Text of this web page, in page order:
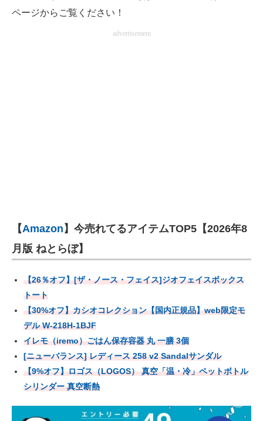
ページからご覧ください！
advertisement
【Amazon 】今売れてるアイテムTOP5【2026年8
月版 ねとらぼ】
【26％オフ】[ザ・ノース・フェイス]ジオフェイスボックス
トート
【30%オフ】カシオコレクション【国内正規品】web限定モ
デル W-218H-1BJF
イレモ（iremo）ごはん保存容器 丸 一膳 3個
[ニューバランス] レディース 258 v2 Sandalサンダル
【9%オフ】ロゴス（LOGOS） 真空「温・冷」ペットボトル
シリンダー 真空断熱